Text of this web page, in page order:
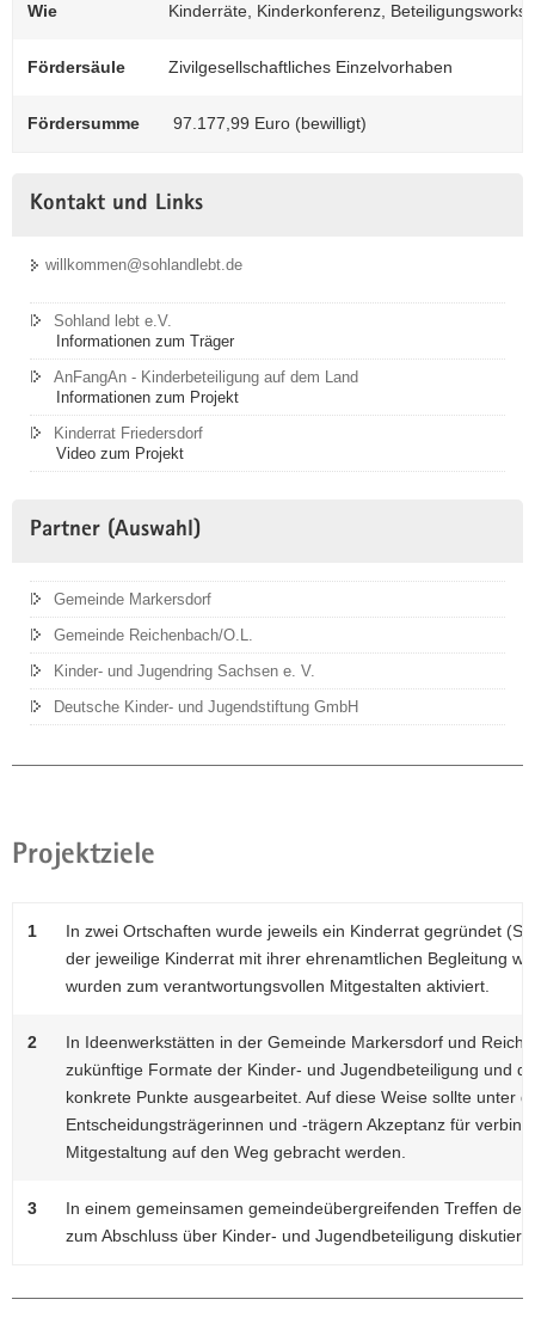
Wie Kinderräte, Kinderkonferenz,
Fördersäule Zivilgesellschaftliches Einzelvorhaben
Fördersumme 97.177,99 Euro (bewilligt)
Kontakt und Links
willkommen@sohlandlebt.de
Sohland lebt e.V.
Informationen zum Träger
AnFangAn - Kinderbeteiligung auf dem Land
Informationen zum Projekt
Kinderrat Friedersdorf
Video zum Projekt
Partner (Auswahl)
Gemeinde Markersdorf
Gemeinde Reichenbach/O.L.
Kinder- und Jugendring Sachsen e. V.
Deutsche Kinder- und Jugendstiftung GmbH
Projektziele
1
In zwei Ortschaften wurde jeweils ein Kinderrat gegründet
der jeweilige Kinderrat mit ihrer ehrenamtlichen Begleitung
wurden zum verantwortungsvollen Mitgestalten aktiviert.
2
In Ideenwerkstätten in der Gemeinde Markersdorf und
zukünftige Formate der Kinder- und Jugendbeteiligung und
konkrete Punkte ausgearbeitet. Auf diese Weise sollte unter
Entscheidungsträgerinnen und -trägern Akzeptanz für
Mitgestaltung auf den Weg gebracht werden.
3
In einem gemeinsamen gemeindeübergreifenden Treffen
zum Abschluss über Kinder- und Jugendbeteiligung